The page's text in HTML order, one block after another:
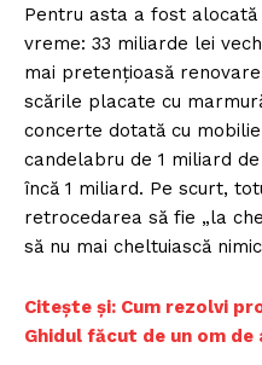
Pentru asta a fost alocată
vreme: 33 miliarde lei
mai pretențioasă
scările placate cu
concerte dotată cu
candelabru de 1 miliard
încă 1 miliard. Pe scurt,
retrocedarea să fie „la
să nu mai cheltuiască
Citește și: Cum rezolvi
Ghidul făcut de un om de